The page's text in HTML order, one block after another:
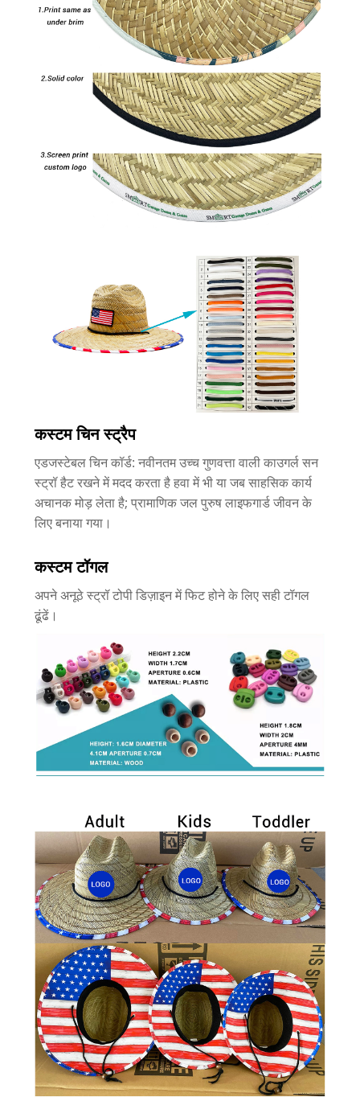
कस्टम चिन स्ट्रैप
एडजस्टेबल चिन कॉर्ड: नवीनतम उच्च गुणवत्ता वाली काउगर्ल सन
स्ट्रॉ हैट रखने में मदद करता है हवा में भी या जब साहसिक कार्य
अचानक मोड़ लेता है; प्रामाणिक जल पुरुष लाइफगार्ड जीवन के
लिए बनाया गया।
कस्टम टॉगल
अपने अनूठे स्ट्रॉ टोपी डिज़ाइन में फिट होने के लिए सही टॉगल
ढूंढें।